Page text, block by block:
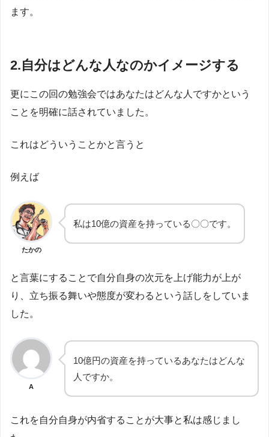
ます。
2.自分はどんな人なのかイメージする
更にこの回の勉強会ではあなたはどんな人ですかという
ことを明確に話されていました。
これはどういうことかと言うと
例えば
たかの
私は10億の資産を持っている〇〇です。
と言葉にすることで自分自身の次元を上げ能力が上が
り、立ち振る舞いや態度が変わるという話しをしていま
した。
A
10億円の資産を持っているあなたはどんな
人ですか。
これを自分自身が内省することが大事と私は感じまし